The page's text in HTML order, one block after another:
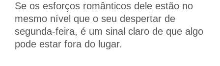
Se os esforços românticos dele estão no
mesmo nível que o seu despertar de
segunda-feira, é um sinal claro de que algo
pode estar fora do lugar.